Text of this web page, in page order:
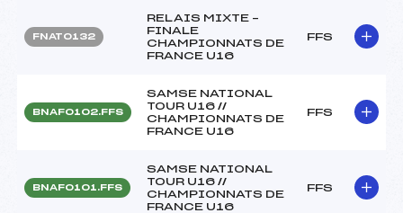
FNAT0132
RELAIS MIXTE –
FINALE
CHAMPIONNATS DE
FRANCE U16
FFS
BNAF0102.FFS
SAMSE NATIONAL
TOUR U16 //
CHAMPIONNATS DE
FRANCE U16
FFS
BNAF0101.FFS
SAMSE NATIONAL
TOUR U16 //
CHAMPIONNATS DE
FRANCE U16
FFS